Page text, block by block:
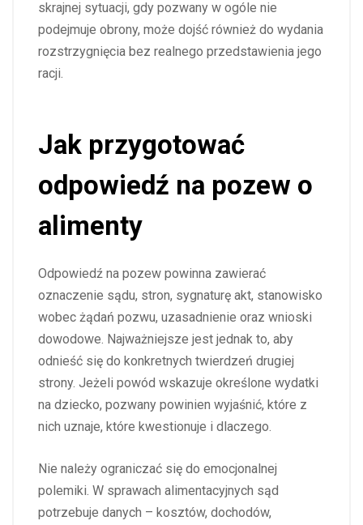
skrajnej sytuacji, gdy pozwany w ogóle nie
podejmuje obrony, może dojść również do wydania
rozstrzygnięcia bez realnego przedstawienia jego
racji.
Jak przygotować
odpowiedź na pozew o
alimenty
Odpowiedź na pozew powinna zawierać
oznaczenie sądu, stron, sygnaturę akt, stanowisko
wobec żądań pozwu, uzasadnienie oraz wnioski
dowodowe. Najważniejsze jest jednak to, aby
odnieść się do konkretnych twierdzeń drugiej
strony. Jeżeli powód wskazuje określone wydatki
na dziecko, pozwany powinien wyjaśnić, które z
nich uznaje, które kwestionuje i dlaczego.
Nie należy ograniczać się do emocjonalnej
polemiki. W sprawach alimentacyjnych sąd
potrzebuje danych – kosztów, dochodów,